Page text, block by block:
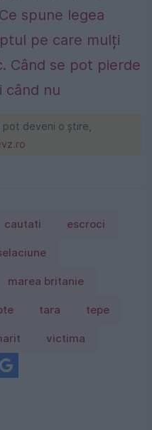
spune legea
pe care mulți
Când se pot pierde
când nu
deveni o ştire,
cautati escroci
marea britanie
tara tepe
victima